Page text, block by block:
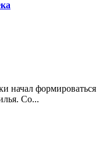
начал формироваться
Со...